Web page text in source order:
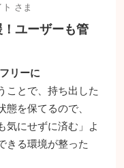
ト さま
ユーザーも管
リーに
ことで、持ち出した
を保てるので、
気にせずに済む」よ
きる環境が整った